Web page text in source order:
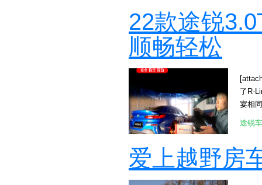
22款途锐
顺畅轻松
了R-
宴相
得知
途锐
爱上越野房